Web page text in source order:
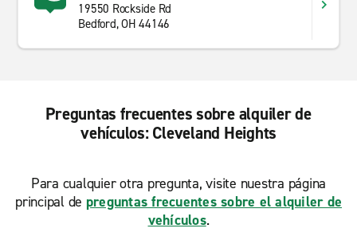
19550 Rockside Rd
Bedford, OH 44146
Preguntas frecuentes sobre alquiler de
vehículos: Cleveland Heights
Para cualquier otra pregunta, visite nuestra página
principal de preguntas frecuentes sobre el alquiler de
vehículos.